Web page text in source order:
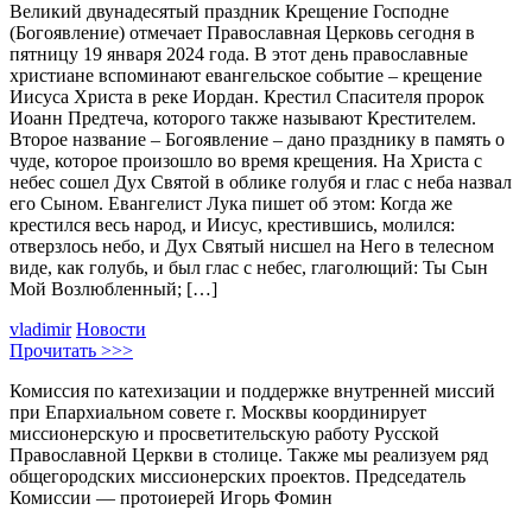
Великий двунадесятый праздник Крещение Господне
(Богоявление) отмечает Православная Церковь сегодня в
пятницу 19 января 2024 года. В этот день православные
христиане вспоминают евангельское событие – крещение
Иисуса Христа в реке Иордан. Крестил Спасителя пророк
Иоанн Предтеча, которого также называют Крестителем.
Второе название – Богоявление – дано празднику в память о
чуде, которое произошло во время крещения. На Христа с
небес сошел Дух Святой в облике голубя и глас с неба назвал
его Сыном. Евангелист Лука пишет об этом: Когда же
крестился весь народ, и Иисус, крестившись, молился:
отверзлось небо, и Дух Святый нисшел на Него в телесном
виде, как голубь, и был глас с небес, глаголющий: Ты Сын
Мой Возлюбленный; […]
vladimir Новости
Прочитать >>>
Комиссия по катехизации и поддержке внутренней миссий
при Епархиальном совете г. Москвы координирует
миссионерскую и просветительскую работу Русской
Православной Церкви в столице. Также мы реализуем ряд
общегородских миссионерских проектов. Председатель
Комиссии — протоиерей Игорь Фомин